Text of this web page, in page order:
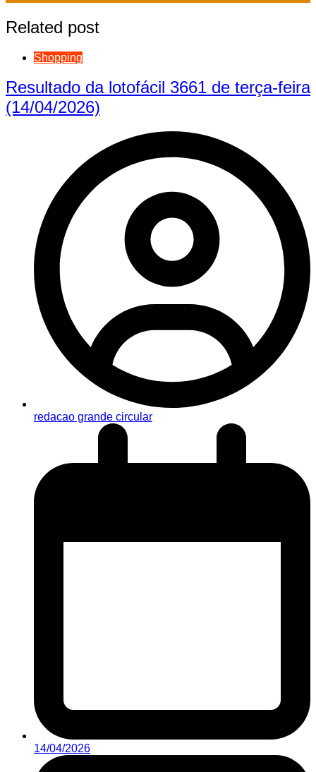
Related post
Shopping
Resultado da lotofácil 3661 de terça-feira
(14/04/2026)
redacao grande circular
14/04/2026